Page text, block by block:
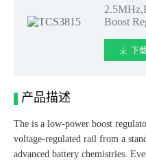
Boost
下
产品描述
The is a low-power boost
voltage-regulated rail from a
advanced battery chemistries.